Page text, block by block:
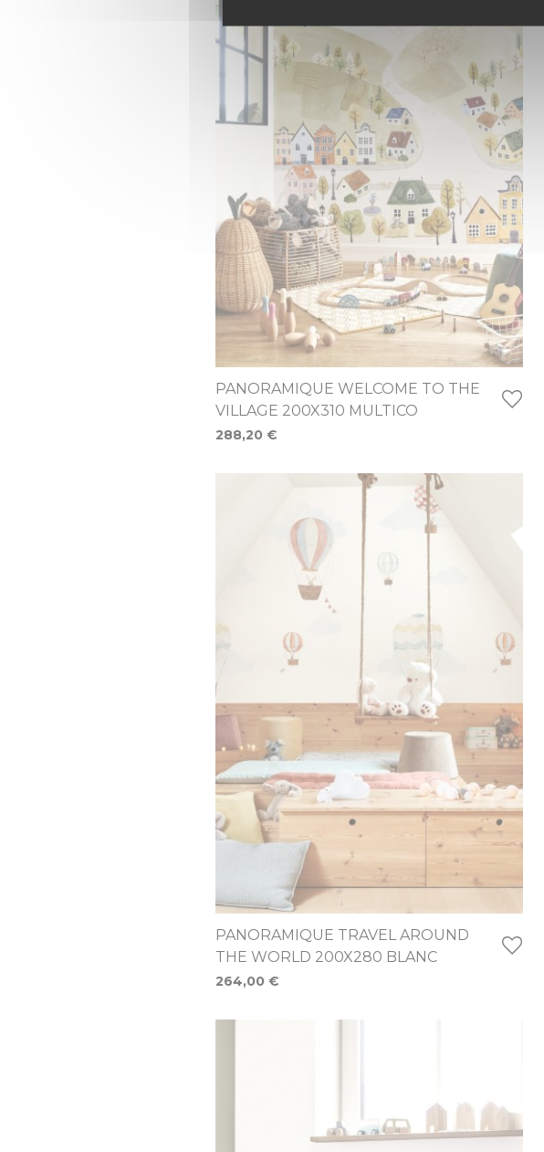
PANORAMIQUE WELCOME TO THE
VILLAGE 200X310 MULTICO
288,20 €
PANORAMIQUE TRAVEL AROUND
THE WORLD 200X280 BLANC
264,00 €